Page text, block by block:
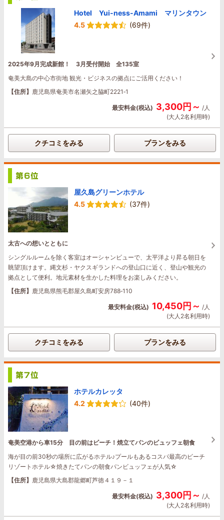
Hotel Yui-ness-Amami マリンタウン
4.5
(69件)
2025年9月完成新館！ 3月受付開始 全135室
奄美大島の中心市街地 観光・ビジネスの拠点にご活用ください！
【住所】 鹿児島県奄美市名瀬矢之脇町2221‐1
最安料金(税込) 3,300円～ /人
(大人2名利用時)
クチコミをみる プランをみる
屋久島グリーンホテル
4.5
(37件)
太古への想いとともに
シングルルームを除く客室はオーシャンビューで、太平洋より昇る朝日を
眺望頂けます。縄文杉・ヤクスギランドへの登山口に近く、登山や観光の
拠点として便利。地元素材を生かした料理をお楽しみください。
【住所】 鹿児島県熊毛郡屋久島町安房788‐110
最安料金(税込) 10,450円～ /人
(大人2名利用時)
クチコミをみる プランをみる
ホテルカレッタ
4.2
(40件)
奄美空港から車15分 目の前はビーチ！焼立てパンのビュッフェ朝食
海が目の前30秒の場所に広がるホテル♪プールもあるコスパ最高のビーチ
リゾートホテル☆焼きたてパンの朝食パンビュッフェが人気☆
【住所】 鹿児島県大島郡龍郷町芦徳４１９－１
最安料金(税込) 3,300円～ /人
(大人2名利用時)